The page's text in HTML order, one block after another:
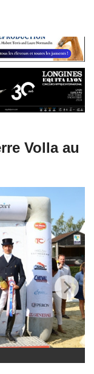
Volla au